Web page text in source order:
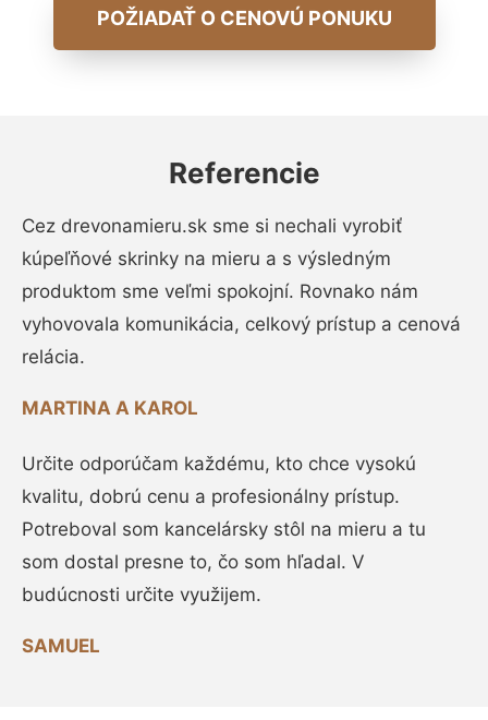
POŽIADAŤ O CENOVÚ PONUKU
Referencie
Cez drevonamieru.sk sme si nechali vyrobiť
kúpeľňové skrinky na mieru a s výsledným
produktom sme veľmi spokojní. Rovnako nám
vyhovovala komunikácia, celkový prístup a cenová
relácia.
MARTINA A KAROL
Určite odporúčam každému, kto chce vysokú
kvalitu, dobrú cenu a profesionálny prístup.
Potreboval som kancelársky stôl na mieru a tu
som dostal presne to, čo som hľadal. V
budúcnosti určite využijem.
SAMUEL